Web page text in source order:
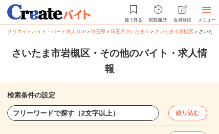
後で見る 閲覧履歴 会員登録 メニュー
クリエイトバイト・パート求人TOP ＞埼玉県＞埼玉県さいたま市＞ さいたま市岩槻区＞ さいた
さいたま市岩槻区・その他のバイト・求人情
報
検索条件の設定
絞り込む